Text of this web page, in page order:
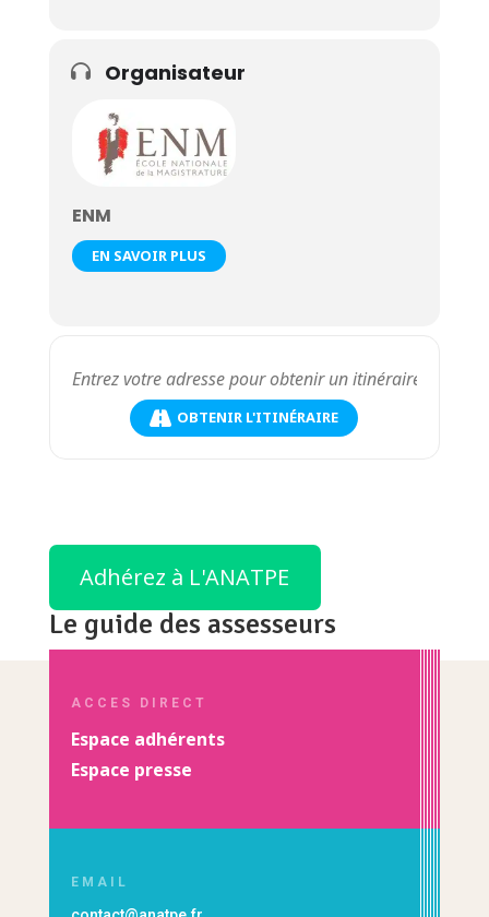
Organisateur
ENM
EN SAVOIR PLUS
OBTENIR L'ITINÉRAIRE
Adhérez à L'ANATPE
Le guide des assesseurs
ACCES DIRECT
Espace adhérents
Espace presse
EMAIL